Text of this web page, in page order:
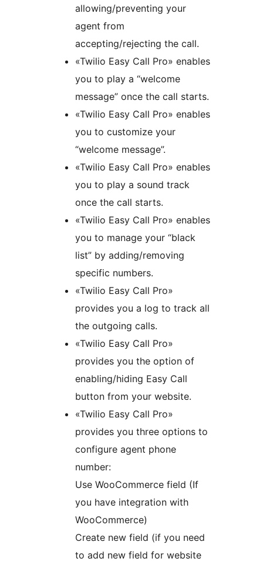
allowing/preventing your
agent from
accepting/rejecting the call.
«Twilio Easy Call Pro» enables
you to play a “welcome
message” once the call starts.
«Twilio Easy Call Pro» enables
you to customize your
“welcome message”.
«Twilio Easy Call Pro» enables
you to play a sound track
once the call starts.
«Twilio Easy Call Pro» enables
you to manage your “black
list” by adding/removing
specific numbers.
«Twilio Easy Call Pro»
provides you a log to track all
the outgoing calls.
«Twilio Easy Call Pro»
provides you the option of
enabling/hiding Easy Call
button from your website.
«Twilio Easy Call Pro»
provides you three options to
configure agent phone
number:
Use WooCommerce field (If
you have integration with
WooCommerce)
Create new field (if you need
to add new field for website